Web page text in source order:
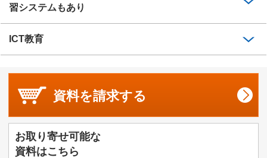
習システムもあり
ICT教育
資料を請求する
お取り寄せ可能な
資料はこちら